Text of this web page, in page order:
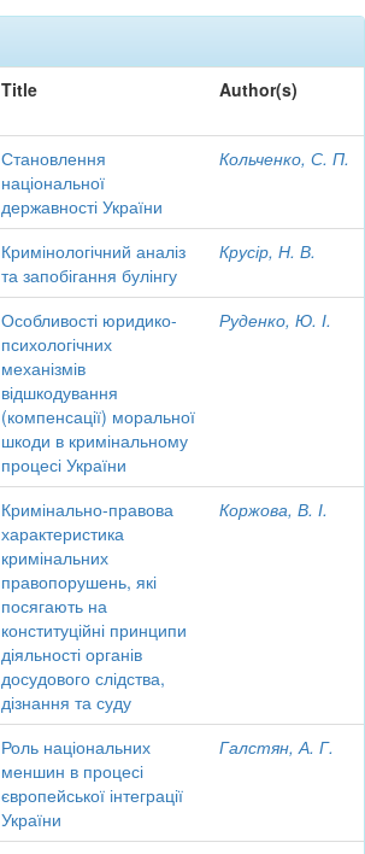
Title Author(s)
Становлення
національної
державності України
Кольченко, С. П.
Кримінологічний аналіз
та запобігання булінгу
Крусір, Н. В.
Особливості юридико-
психологічних
механізмів
відшкодування
(компенсації) моральної
шкоди в кримінальному
процесі України
Руденко, Ю. І.
Кримінально-правова
характеристика
кримінальних
правопорушень, які
посягають на
конституційні принципи
діяльності органів
досудового слідства,
дізнання та суду
Коржова, В. І.
Роль національних
меншин в процесі
європейської інтеграції
України
Галстян, А. Г.